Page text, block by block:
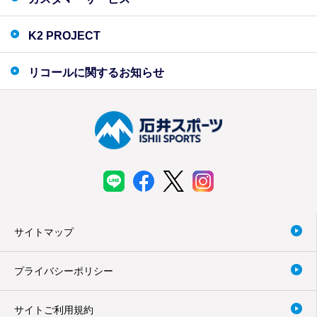
K2 PROJECT
リコールに関するお知らせ
サイトマップ
プライバシーポリシー
サイトご利用規約